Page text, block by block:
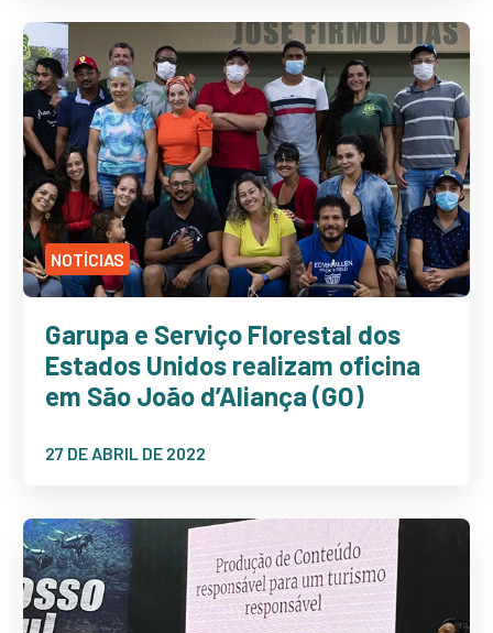
NOTÍCIAS
Garupa e Serviço Florestal dos
Estados Unidos realizam oficina
em São João d’Aliança (GO)
27 DE ABRIL DE 2022